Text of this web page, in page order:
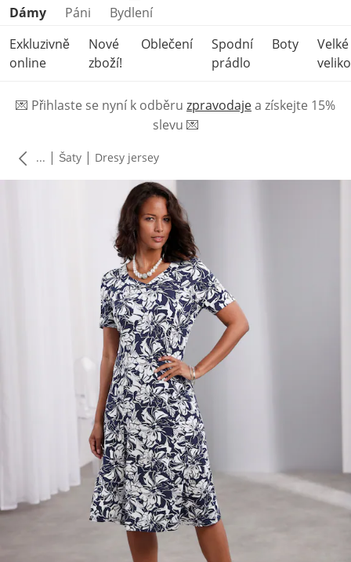
Přeskočit kategorie produktů
Dámy Páni
Bydlení
Exkluzivně
online
Nové
zboží!
Oblečení
Spodní
prádlo
Boty
Velké
💌 Přihlaste se nyní k odběru zpravodajea získejte 15%
slevu 💌
... | Šaty | Dresy jersey